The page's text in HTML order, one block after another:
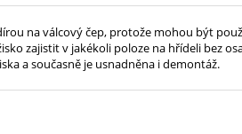
na válcový čep, protože mohou být
zajistit v jakékoli poloze na hřídeli bez
a současně je usnadněna i demontáž.